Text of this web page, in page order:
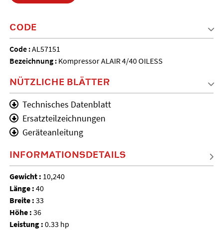
CODE
Code :AL57151
Bezeichnung : Kompressor ALAIR 4/40 OILESS
NÜTZLICHE BLÄTTER
Technisches Datenblatt
Ersatzteilzeichnungen
Geräteanleitung
INFORMATIONSDETAILS
Gewicht : 10,240
Länge : 40
Breite : 33
Höhe : 36
Leistung : 0.33 hp